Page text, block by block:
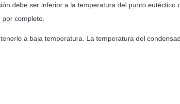
debe ser inferior a la temperatura del punto eutéctico
completo.
a baja temperatura. La temperatura del